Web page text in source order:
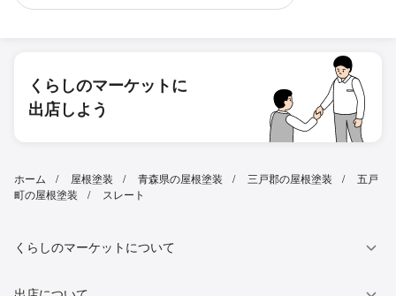
くらしのマーケットに
出店しよう
ホーム 屋根塗装 青森県の屋根塗装 三戸郡の屋根塗装
五戸
町の屋根塗装
スレート
くらしのマーケットについて